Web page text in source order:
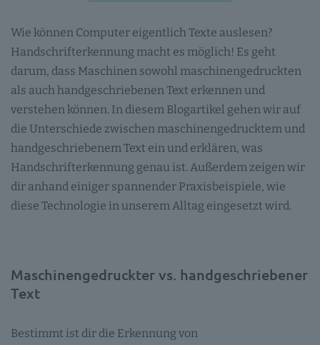
Wie können Computer eigentlich Texte auslesen?
Handschrifterkennung macht es möglich! Es geht
darum, dass Maschinen sowohl maschinengedruckten
als auch handgeschriebenen Text erkennen und
verstehen können. In diesem Blogartikel gehen wir auf
die Unterschiede zwischen maschinengedrucktem und
handgeschriebenem Text ein und erklären, was
Handschrifterkennung genau ist. Außerdem zeigen wir
dir anhand einiger spannender Praxisbeispiele, wie
diese Technologie in unserem Alltag eingesetzt wird.
Maschinengedruckter vs. handgeschriebener
Text
Bestimmt ist dir die Erkennung von